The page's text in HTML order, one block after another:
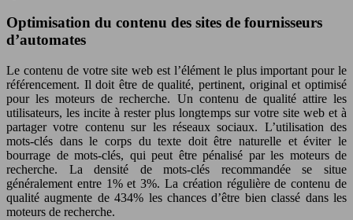
Optimisation du contenu des sites de fournisseurs
d’automates
Le contenu de votre site web est l’élément le plus important pour le
référencement. Il doit être de qualité, pertinent, original et optimisé
pour les moteurs de recherche. Un contenu de qualité attire les
utilisateurs, les incite à rester plus longtemps sur votre site web et à
partager votre contenu sur les réseaux sociaux. L’utilisation des
mots-clés dans le corps du texte doit être naturelle et éviter le
bourrage de mots-clés, qui peut être pénalisé par les moteurs de
recherche. La densité de mots-clés recommandée se situe
généralement entre 1% et 3%. La création régulière de contenu de
qualité augmente de 434% les chances d’être bien classé dans les
moteurs de recherche.